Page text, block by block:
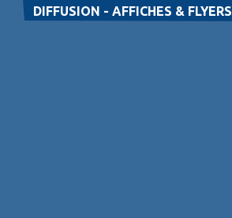
DIFFUSION - AFFICHES & FLYERS